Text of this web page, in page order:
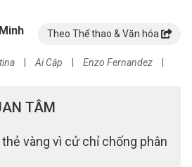
Theo Thể thao & Văn hóa
Ai Cập Enzo Fernandez
TÂM
thẻ vàng vì cử chỉ chống phân